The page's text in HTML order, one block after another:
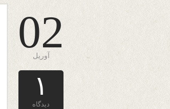
02
آوریل
۱
دیدگاه